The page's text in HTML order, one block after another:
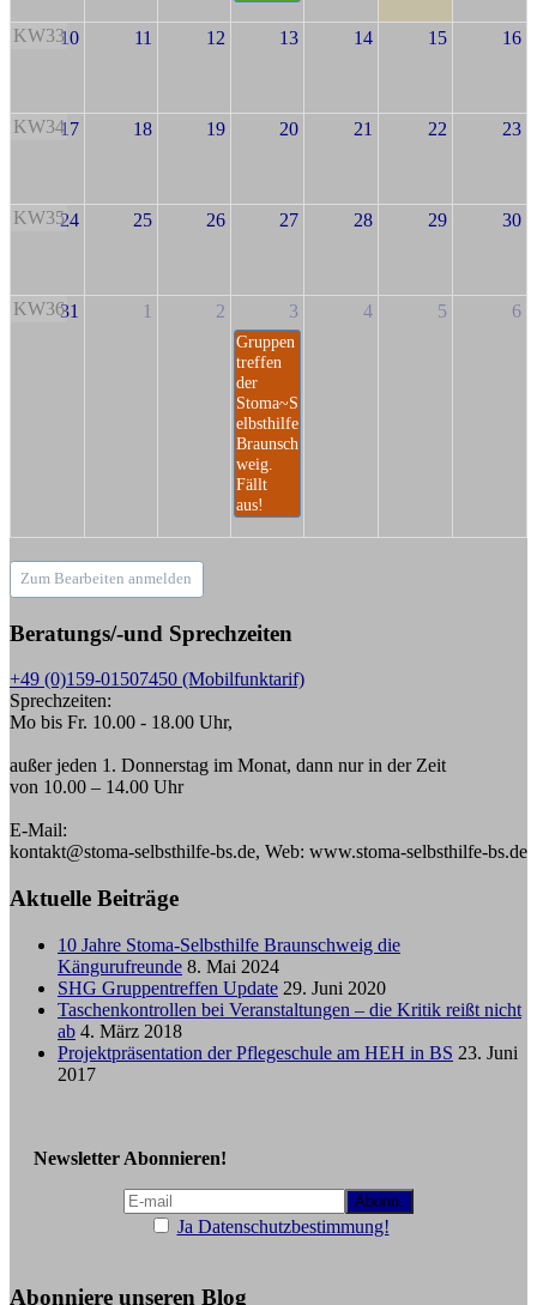
KW3310 11 12 13 14 15 16
KW3417 18 19 20 21 22 23
KW3524 25 26 27 28 29 30
KW3631 1 2 3
Gruppen
treffen
der
Stoma~S
elbsthilfe
Braunsch
weig.
Fällt
aus!
4 5 6
Zum Bearbeiten anmelden
Beratungs/-und Sprechzeiten
+49 (0)159-01507450 (Mobilfunktarif)
Sprechzeiten:
Mo bis Fr. 10.00 - 18.00 Uhr,
außer jeden 1. Donnerstag im Monat, dann nur in der Zeit
von 10.00 – 14.00 Uhr
E-Mail:
kontakt@stoma-selbsthilfe-bs.de, Web: www.stoma-selbsthilfe-bs.de
Aktuelle Beiträge
10 Jahre Stoma-Selbsthilfe Braunschweig die
Kängurufreunde 8. Mai 2024
SHG Gruppentreffen Update 29. Juni 2020
Taschenkontrollen bei Veranstaltungen – die Kritik reißt nicht
ab 4. März 2018
Projektpräsentation der Pflegeschule am HEH in BS 23. Juni
2017
Newsletter Abonnieren!
Ja Datenschutzbestimmung!
Abonniere unseren Blog